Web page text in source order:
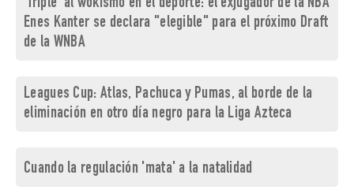
'Triple' al wokismo en el deporte: el exjugador de la NBA
Enes Kanter se declara "elegible" para el próximo Draft
de la WNBA
Leagues Cup: Atlas, Pachuca y Pumas, al borde de la
eliminación en otro día negro para la Liga Azteca
Cuando la regulación 'mata' a la natalidad